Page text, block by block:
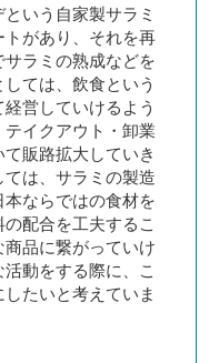
いう自家製サラミ
があり、それを再
ラミの熟成などを
ては、飲食という
営していけるよう
イクアウト・卸業
販路拡大していき
は、サラミの製造
ならではの食材を
配合を工夫するこ
品に繋がっていけ
動をする際に、こ
たいと考えていま